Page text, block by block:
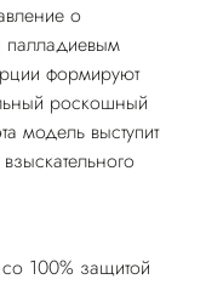
о
палладиевым
формируют
роскошный
модель выступит
100% защитой